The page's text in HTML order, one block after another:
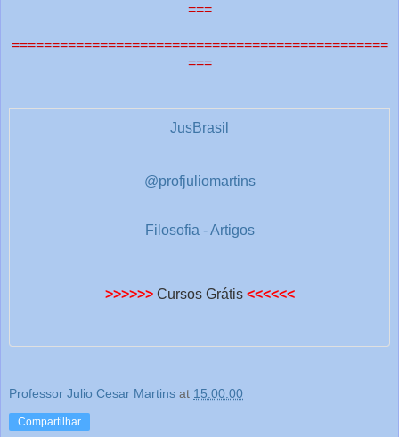
===
===============================================
===
JusBrasil
@profjuliomartins
Filosofia - Artigos
>>>>>> Cursos Grátis <<<<<<
Professor Julio Cesar Martins at 15:00:00
Compartilhar